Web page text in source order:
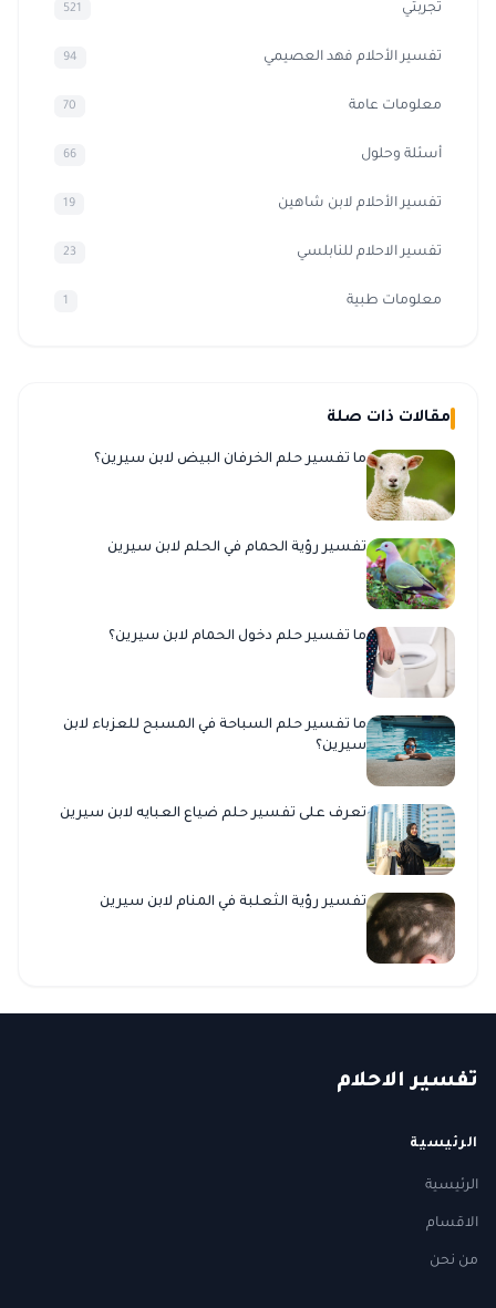
تجربتي 521
تفسير الأحلام فهد العصيمي 94
معلومات عامة 70
أسئلة وحلول 66
تفسير الأحلام لابن شاهين 19
تفسير الاحلام للنابلسي 23
معلومات طبية 1
مقالات ذات صلة
ما تفسير حلم الخرفان البيض لابن سيرين؟
تفسير رؤية الحمام في الحلم لابن سيرين
ما تفسير حلم دخول الحمام لابن سيرين؟
ما تفسير حلم السباحة في المسبح للعزباء لابن
سيرين؟
تعرف على تفسير حلم ضياع العبايه لابن سيرين
تفسير رؤية الثعلبة في المنام لابن سيرين
تفسير الاحلام
الرئيسية
الرئيسية
الاقسام
من نحن